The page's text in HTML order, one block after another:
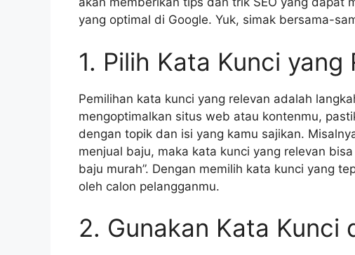
yang optimal di Google. Yuk, simak bersama-
1. Pilih Kata Kunci yang
Pemilihan kata kunci yang relevan adalah
mengoptimalkan situs web atau kontenmu,
dengan topik dan isi yang kamu sajikan.
menjual baju, maka kata kunci yang relevan
baju murah”. Dengan memilih kata kunci yang
oleh calon pelangganmu.
2. Gunakan Kata Kunci